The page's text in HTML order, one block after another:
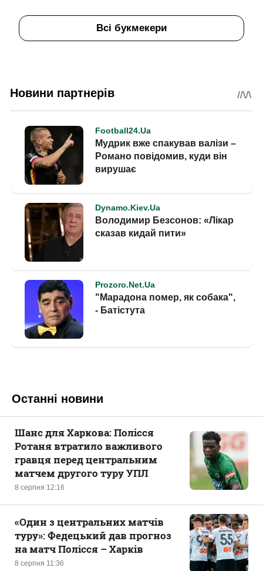
Всі букмекери
Останні новини
8 серпня 12:16
Шанс для Харкова: Полісся
Ротаня втратило важливого
гравця перед центральним
матчем другого туру УПЛ
8 серпня 11:36
«Один з центральних матчів
туру»: Федецький дав прогноз
на матч Полісся – Харків